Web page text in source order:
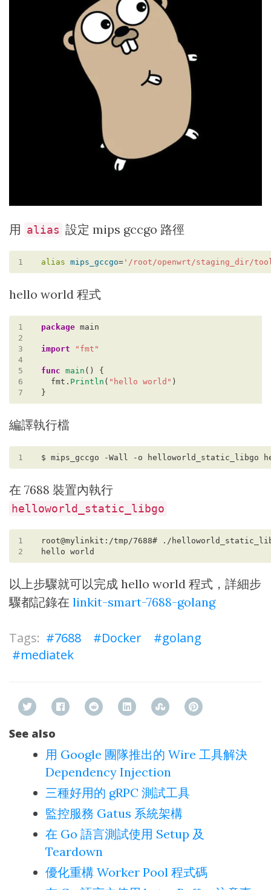
用 alias 設定 mips gccgo 路徑
1 alias mips_gccgo='/root/openwrt/staging_dir/
hello world 程式
1
2
3
4
5
6
7
package main
import "fmt"
func main ()
{
fmt. Println ( "hello world" )
}
編譯執行檔
1
在 7688 裝置內執行
helloworld_static_libgo
1
2
以上步驟就可以完成 hello world 程式，詳細步
驟都記錄在 linkit-smart-7688-golang
7688 Docker
golang
mediatek
See also
用 Google 團隊推出的 Wire 工具解決
Dependency Injection
三種好用的 gRPC 測試工具
監控服務 Gatus 系統架構
在 Go 語言測試使用 Setup 及
Teardown
優化重構 Worker Pool 程式碼